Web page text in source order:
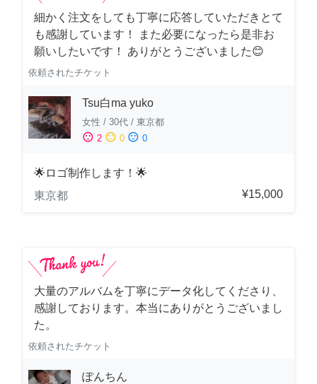
細かく注文をしても丁寧に応答していただきとて
も感謝しています！ また必要になったら是非お
願いしたいです！ ありがとうございました😊
依頼されたチケット
Tsu白ma yuko
女性 / 30代 / 東京都
sentiment_satisfied 2 sentiment_neutral 0 sentiment_dissatisfied 0
🌟ロゴ制作します！🌟
東京都
¥15,000
大量のアルバムを丁寧にデータ化してくださり、
感謝しております。本当にありがとうございまし
た。
依頼されたチケット
ぽんちん